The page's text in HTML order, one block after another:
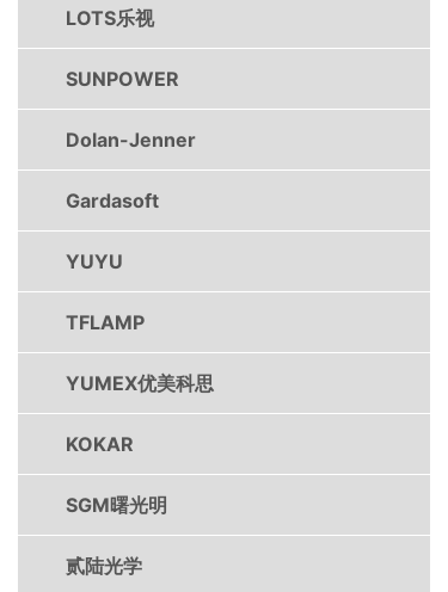
LOTS乐视
SUNPOWER
Dolan-Jenner
Gardasoft
YUYU
TFLAMP
YUMEX优美科思
KOKAR
SGM曙光明
贰陆光学